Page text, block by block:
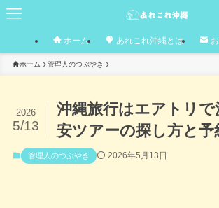
ホーム あれこれ沖縄とは
ホーム 管理人のつぶやき
沖縄旅行はエアトリ
安ツアーの探し方と予
2026
5/13
管理人のつぶやき 2026年5月13日